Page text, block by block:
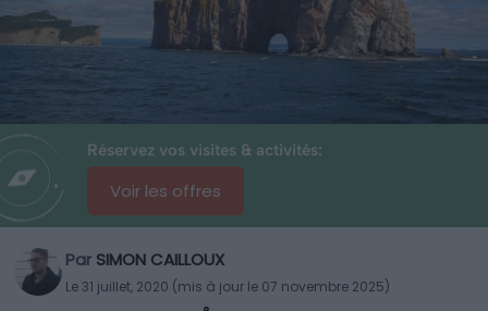
Réservez vos visites & activités:
Voir les offres
Par SIMON CAILLOUX
Le 31 juillet, 2020 (mis à jour le 07 novembre 2025)